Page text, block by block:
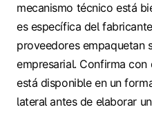
mecanismo técnico está
es específica del
proveedores empaquetan
empresarial. Confirma con
está disponible en un
lateral antes de elaborar